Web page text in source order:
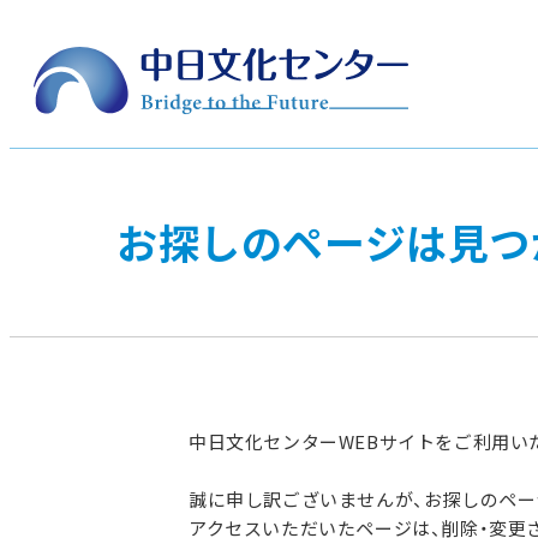
お探しのページは見
中日文化センターWEBサイトをご利用い
誠に申し訳ございませんが、お探しのペ
アクセスいただいたページは、削除・変